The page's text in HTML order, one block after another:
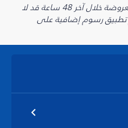
* تم الحصول على جميع الأسعار المعروضة خلال آخر 48 ساعة قد لا
تطبيق رسوم إضافية على